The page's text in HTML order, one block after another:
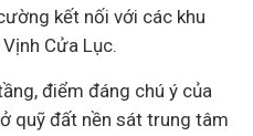
kết nối với các khu
Cửa Lục.
điểm đáng chú ý của
quỹ đất nền sát trung tâm